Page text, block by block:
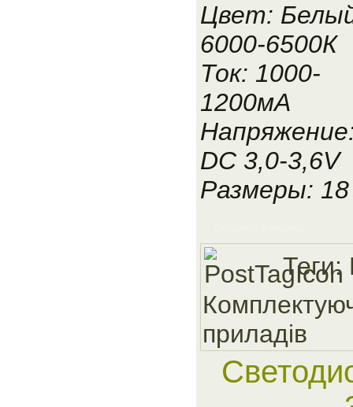
Цвет:
6000-6500К
Ток: 1000-
1200мА
DC 3,0-3,6V
Размеры:
Теги:
приладiв